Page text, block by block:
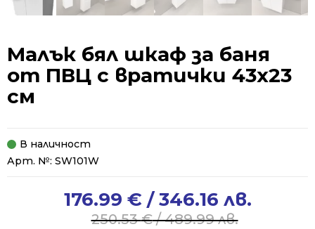
Малък бял шкаф за баня
от ПВЦ с вратички 43х23
см
В наличност
Арт. №: SW101W
250.53€/ 489.99 лв.
176.99 € / 346.16 лв.